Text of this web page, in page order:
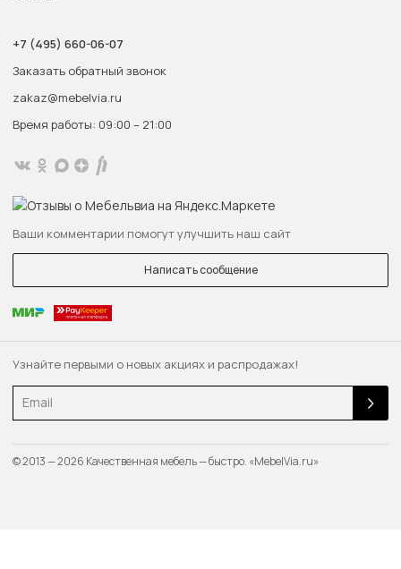
Узнайте первыми о новых акциях и распродажах!
+7 (495) 660-06-07
Заказать обратный звонок
zakaz@mebelvia.ru
Время работы: 09:00 – 21:00
Ваши комментарии помогут улучшить наш сайт
Написать сообщение
© 2013 — 2026 Качественная мебель — быстро. «MebelVia.ru»